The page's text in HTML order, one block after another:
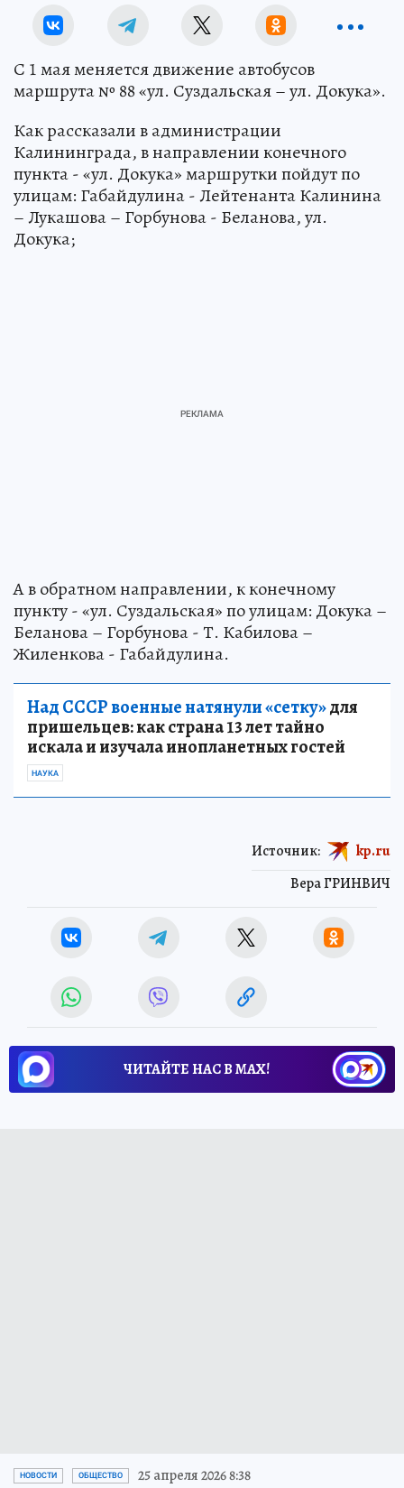
С 1 мая меняется движение автобусов
маршрута № 88 «ул. Суздальская – ул. Докука».
Как рассказали в администрации
Калининграда, в направлении конечного
пункта - «ул. Докука» маршрутки пойдут по
улицам: Габайдулина - Лейтенанта Калинина
– Лукашова – Горбунова - Беланова, ул.
Докука;
А в обратном направлении, к конечному
пункту - «ул. Суздальская» по улицам: Докука –
Беланова – Горбунова - Т. Кабилова –
Жиленкова - Габайдулина.
Над СССР военные натянули «сетку»для
пришельцев: как страна 13 лет тайно
искала и изучала инопланетных гостей
НАУКА
Вера ГРИНВИЧ
Источник: kp.ru
ЧИТАЙТЕ НАС В МАХ!
НОВОСТИ ОБЩЕСТВО 25 апреля 2026 8:38